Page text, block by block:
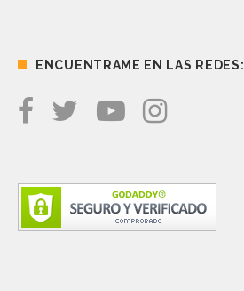
ENCUENTRAME EN LAS REDES: